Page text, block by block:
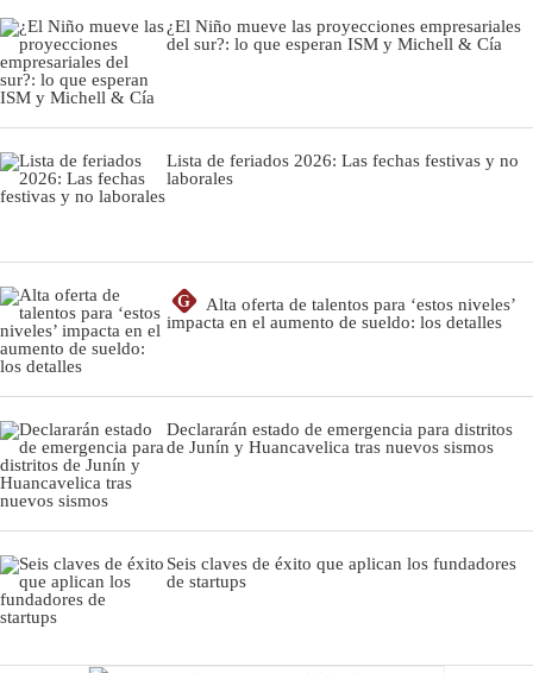
¿El Niño mueve las proyecciones empresariales
del sur?: lo que esperan ISM y Michell & Cía
Lista de feriados 2026: Las fechas festivas y no
laborales
G
Alta oferta de talentos para ‘estos niveles’
impacta en el aumento de sueldo: los detalles
Declararán estado de emergencia para distritos
de Junín y Huancavelica tras nuevos sismos
Seis claves de éxito que aplican los fundadores
de startups